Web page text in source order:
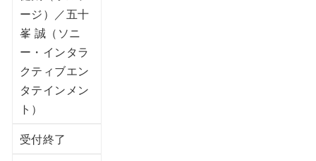
ージ）／五十
峯 誠（ソニ
ー・インタラ
クティブエン
タテインメン
ト）
受付終了